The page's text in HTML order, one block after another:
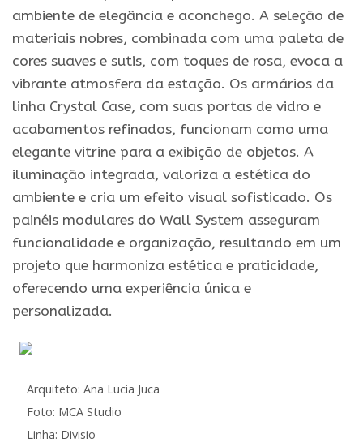
ambiente de elegância e aconchego. A seleção de
materiais nobres, combinada com uma paleta de
cores suaves e sutis, com toques de rosa, evoca a
vibrante atmosfera da estação. Os armários da
linha Crystal Case, com suas portas de vidro e
acabamentos refinados, funcionam como uma
elegante vitrine para a exibição de objetos. A
iluminação integrada, valoriza a estética do
ambiente e cria um efeito visual sofisticado. Os
painéis modulares do Wall System asseguram
funcionalidade e organização, resultando em um
projeto que harmoniza estética e praticidade,
oferecendo uma experiência única e
personalizada.
Arquiteto: Ana Lucia Juca
Foto: MCA Studio
Linha: Divisio